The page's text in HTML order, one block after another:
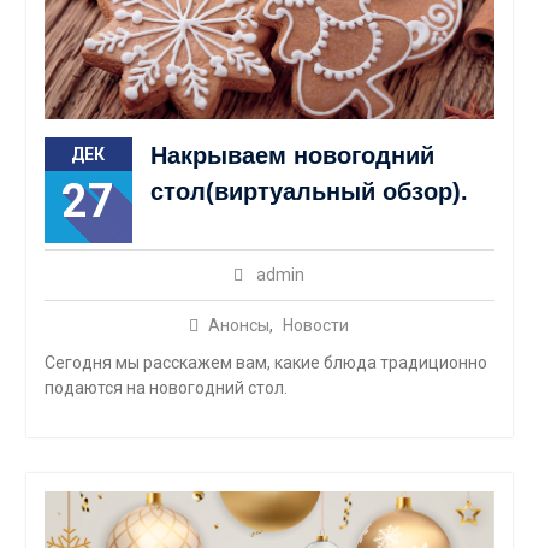
ДЕК
27
Накрываем новогодний
стол(виртуальный обзор).
admin
Анонсы,
Новости
Сегодня мы расскажем вам, какие блюда традиционно
подаются на новогодний стол.